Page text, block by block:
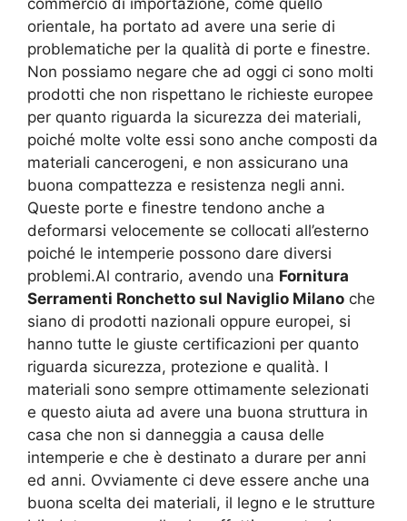
commercio di importazione, come quello
orientale, ha portato ad avere una serie di
problematiche per la qualità di porte e finestre.
Non possiamo negare che ad oggi ci sono molti
prodotti che non rispettano le richieste europee
per quanto riguarda la sicurezza dei materiali,
poiché molte volte essi sono anche composti da
materiali cancerogeni, e non assicurano una
buona compattezza e resistenza negli anni.
Queste porte e finestre tendono anche a
deformarsi velocemente se collocati all’esterno
poiché le intemperie possono dare diversi
problemi.Al contrario, avendo una Fornitura
Serramenti Ronchetto sul Naviglio Milano che
siano di prodotti nazionali oppure europei, si
hanno tutte le giuste certificazioni per quanto
riguarda sicurezza, protezione e qualità. I
materiali sono sempre ottimamente selezionati
e questo aiuta ad avere una buona struttura in
casa che non si danneggia a causa delle
intemperie e che è destinato a durare per anni
ed anni. Ovviamente ci deve essere anche una
buona scelta dei materiali, il legno e le strutture